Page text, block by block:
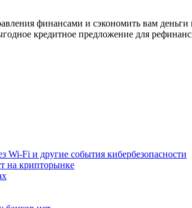
финансами и сэкономить вам
кредитное предложение для
Fi и другие события кибербезопасности
на крипторынке